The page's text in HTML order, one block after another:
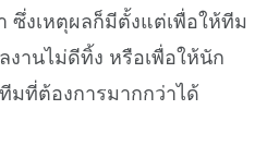
ซึ่งเหตุผลก็มีตั้งแต่เพื่อให้ทีม
งานไม่ดีทิ้ง หรือเพื่อให้นัก
มที่ต้องการมากกว่าได้